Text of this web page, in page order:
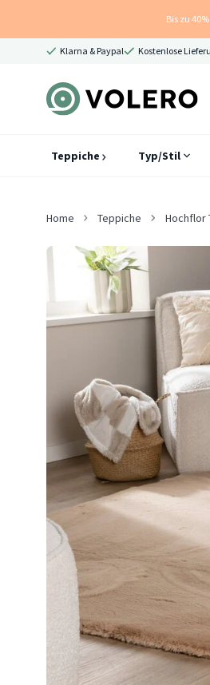
Bis zu
Klarna & Paypal Kostenlose
Teppiche Typ/Stil
Home Teppiche Hochflor